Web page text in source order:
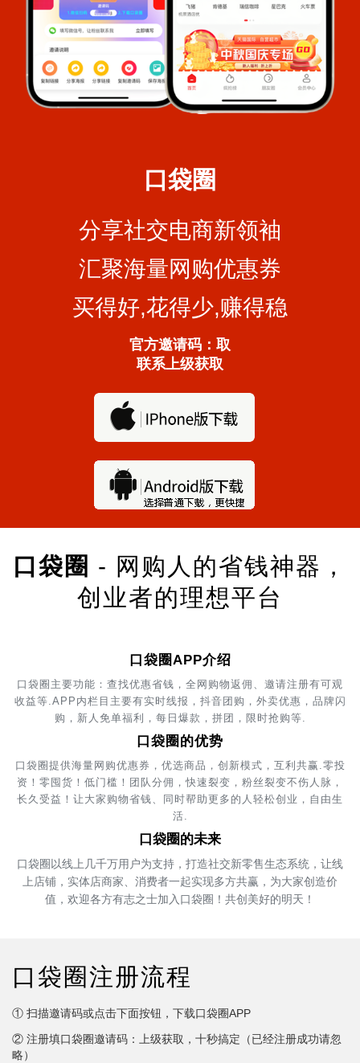
口袋圈
分享社交电商新领袖
汇聚海量网购优惠券
买得好,花得少,赚得稳
官方邀请码：取
联系上级获取
口袋圈 - 网购人的省钱神器，
创业者的理想平台
口袋圈APP介绍
口袋圈主要功能：查找优惠省钱，全网购物返佣、邀请注册有可观
收益等.APP内栏目主要有实时线报，抖音团购，外卖优惠，品牌闪
购，新人免单福利，每日爆款，拼团，限时抢购等.
口袋圈的优势
口袋圈提供海量网购优惠券，优选商品，创新模式，互利共赢.零投
资！零囤货！低门槛！团队分佣，快速裂变，粉丝裂变不伤人脉，
长久受益！让大家购物省钱、同时帮助更多的人轻松创业，自由生
活.
口袋圈的未来
口袋圈以线上几千万用户为支持，打造社交新零售生态系统，让线
上店铺，实体店商家、消费者一起实现多方共赢，为大家创造价
值，欢迎各方有志之士加入口袋圈！共创美好的明天！
口袋圈注册流程
① 扫描邀请码或点击下面按钮，下载口袋圈APP
② 注册填口袋圈邀请码：上级获取，十秒搞定（已经注册成功请忽
略）